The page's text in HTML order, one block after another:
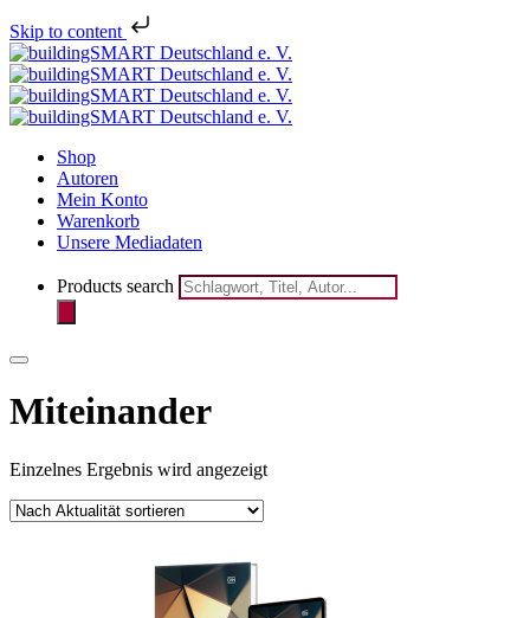
Skip to content
Shop
Autoren
Mein Konto
Warenkorb
Unsere Mediadaten
Products search
Miteinander
Einzelnes Ergebnis wird angezeigt
Melden Sie sich jetzt für den
Newsletter des bSD Verlags
an!